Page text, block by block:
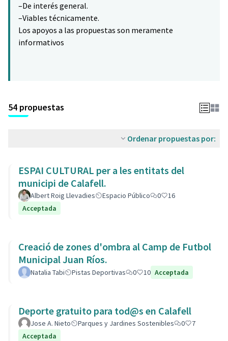
–De interés general.
–Viables técnicamente.
Los apoyos a las propuestas son meramente
informativos
54 propuestas
Ordenar propuestas por:
ESPAI CULTURAL per a les entitats del
municipi de Calafell.
Albert Roig Llevadies Espacio Público 0
16
Acceptada
Creació de zones d'ombra al Camp de Futbol
Municipal Juan Ríos.
Natalia Tabi Pistas Deportivas 0 10 Acceptada
Deporte gratuito para tod@s en Calafell
Jose A. Nieto Parques y Jardines Sostenibles 0
7
Acceptada